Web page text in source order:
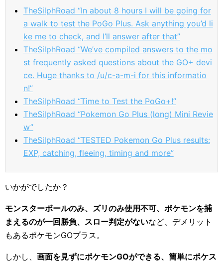
TheSilphRoad “In about 8 hours I will be going for
a walk to test the PoGo Plus. Ask anything you’d li
ke me to check, and I’ll answer after that”
TheSilphRoad “We’ve compiled answers to the mo
st frequently asked questions about the GO+ devi
ce. Huge thanks to /u/c-a-m-i for this informatio
n!”
TheSilphRoad “Time to Test the PoGo+!”
TheSilphRoad “Pokemon Go Plus (long) Mini Revie
w”
TheSilphRoad “TESTED Pokemon Go Plus results:
EXP, catching, fleeing, timing and more”
いかがでしたか？
モンスターボールのみ、ズリのみ使用不可、ポケモンを捕
まえるのが一回勝負、スロー判定がないなど、デメリット
もあるポケモンGOプラス。
しかし、 画面を見ずにポケモンGOができる、簡単にポケス